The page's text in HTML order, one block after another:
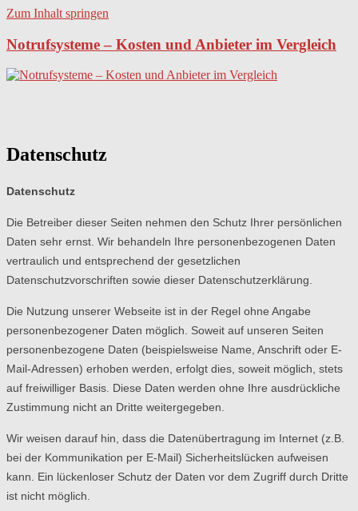
Zum Inhalt springen
Notrufsysteme – Kosten und Anbieter im Vergleich
Datenschutz
Datenschutz
Die Betreiber dieser Seiten nehmen den Schutz Ihrer persönlichen
Daten sehr ernst. Wir behandeln Ihre personenbezogenen Daten
vertraulich und entsprechend der gesetzlichen
Datenschutzvorschriften sowie dieser Datenschutzerklärung.
Die Nutzung unserer Webseite ist in der Regel ohne Angabe
personenbezogener Daten möglich. Soweit auf unseren Seiten
personenbezogene Daten (beispielsweise Name, Anschrift oder E-
Mail-Adressen) erhoben werden, erfolgt dies, soweit möglich, stets
auf freiwilliger Basis. Diese Daten werden ohne Ihre ausdrückliche
Zustimmung nicht an Dritte weitergegeben.
Wir weisen darauf hin, dass die Datenübertragung im Internet (z.B.
bei der Kommunikation per E-Mail) Sicherheitslücken aufweisen
kann. Ein lückenloser Schutz der Daten vor dem Zugriff durch Dritte
ist nicht möglich.